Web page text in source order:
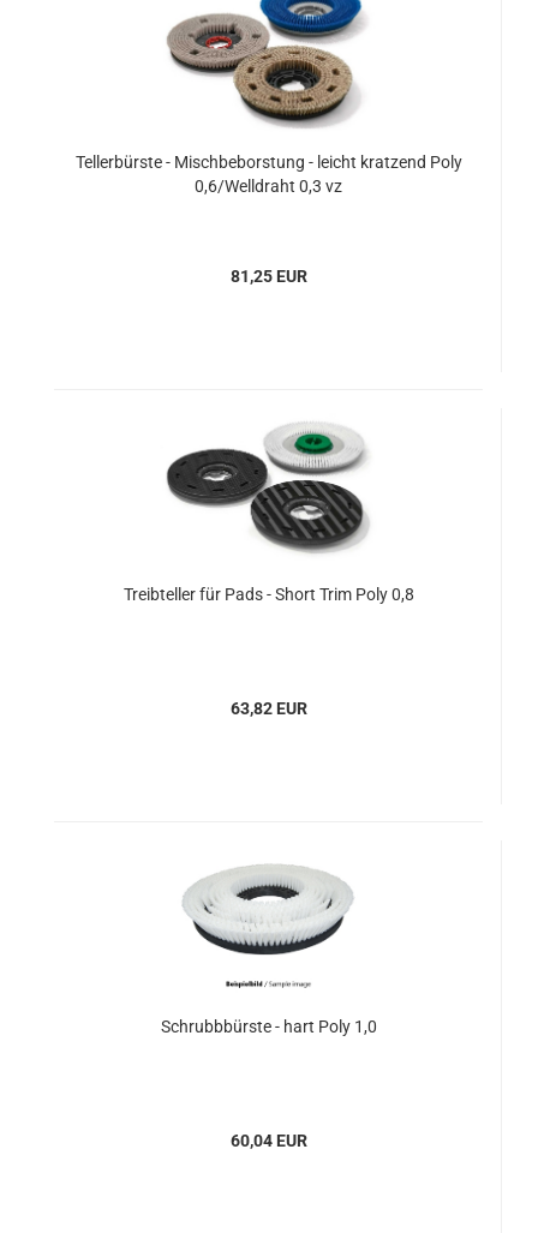
Tellerbürste - Mischbeborstung - leicht kratzend Poly
0,6/Welldraht 0,3 vz
81,25 EUR
Treibteller für Pads - Short Trim Poly 0,8
63,82 EUR
Schrubbbürste - hart Poly 1,0
60,04 EUR